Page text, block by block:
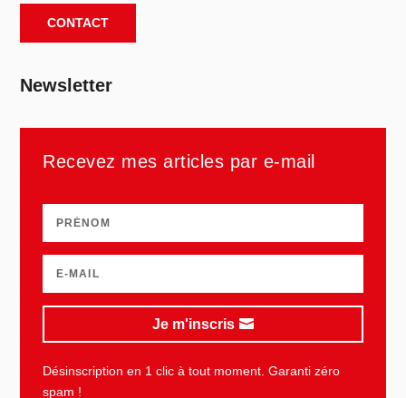
CONTACT
Newsletter
Recevez mes articles par e-mail
Je m'inscris
Désinscription en 1 clic à tout moment. Garanti zéro
spam !